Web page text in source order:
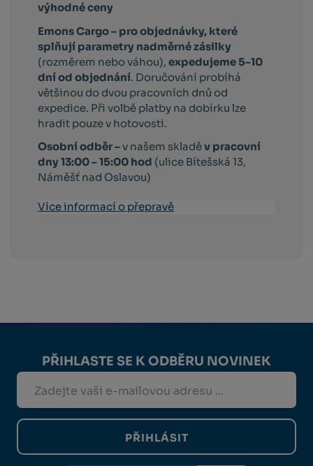
výhodné ceny
Emons Cargo – pro objednávky, které
splňují parametry nadměrné zásilky
(rozměrem nebo váhou),expedujeme 5–10
dní od objednání. Doručování probíhá
většinou do dvou pracovních dnů od
expedice. Při volbě platby na dobírku lze
hradit pouze v hotovosti.
Osobní odběr –v našem skladěv pracovní
dny 13:00 – 15:00 hod (ulice Bítešská 13,
Náměšť nad Oslavou)
Více informací o přepravě
PŘIHLASTE SE K ODBĚRU NOVINEK
PŘIHLÁSIT